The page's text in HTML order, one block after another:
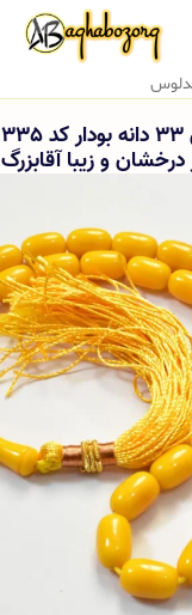
و زیبا آقابزرگ
کلیک کنید